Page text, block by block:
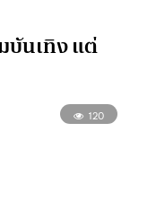
บันเทิง แต่
120